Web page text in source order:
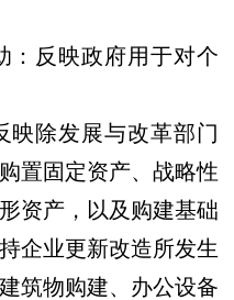
：反映政府用于对个
映除发展与改革部门
置固定资产、战略性
资产，以及购建基础
企业更新改造所发生
筑物购建、办公设备